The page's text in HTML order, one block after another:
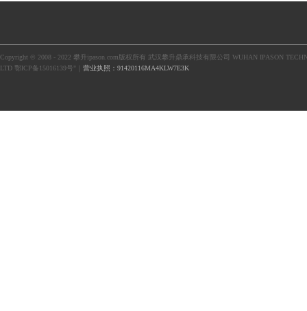
Copyright © 2008 - 2022 攀升ipason.com版权所有 武汉攀升鼎承科技有限公司 WUHAN IPASON
LTD 鄂ICP备15016139号"｜ 营业执照：91420116MA4KLW7E3K